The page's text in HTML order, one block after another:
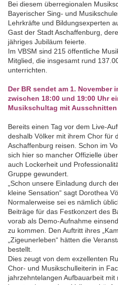
Bei diesem überregionalen
Bayerischer Sing- und
Lehrkräfte und Bildungsexperten
Gast der Stadt Aschaffenburg,
jähriges Jubiläum feierte.
Im VBSM sind 215 öffentliche
Mitglied, die insgesamt rund
unterrichten.
Der BR sendet am 1. November
zwischen 18:00 und 19:00 Uhr
Musikschultag mit
Bereits einen Tag vor dem Live-
deshalb Völker mit ihrem Chor für
Aschaffenburg reisen. Schon im
sich hier so mancher Offizielle
auch Lockerheit und
Gruppe gewundert.
„Schon unsere Einladung durch
kleine Sensation“ sagt Dorothea
Normalerweise sei es nämlich
Beiträge für das Festkonzert des
vorab als Demo-Aufnahme
zu kommen. Den Auftritt ihres
„Zigeunerleben“ hätten die
bestellt.
Dies zeugt von dem exzellenten
Chor- und Musikschulleiterin in
jahrzehntelangen Aufbauarbeit